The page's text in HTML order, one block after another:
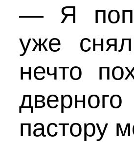
— Я
уже
нечто
пастору